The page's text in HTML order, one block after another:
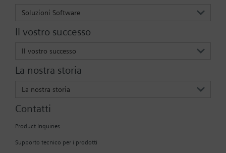
Soluzioni Software
Il vostro successo
Il vostro successo
La nostra storia
La nostra storia
Contatti
Product Inquiries
Supporto tecnico per i prodotti